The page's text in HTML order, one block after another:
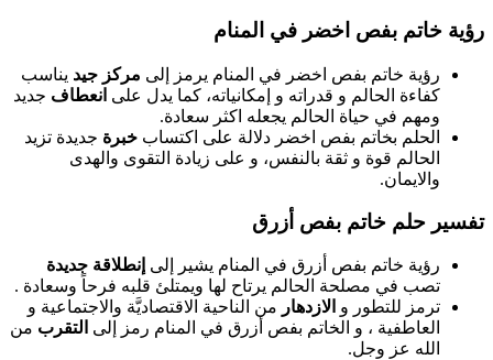
رؤية خاتم بفص اخضر في المنام
رؤية خاتم بفص اخضر في المنام يرمز إلى مركز جيد يناسب
كفاءة الحالم و قدراته و إمكانياته، كما يدل على انعطاف جديد
ومهم في حياة الحالم يجعله اكثر سعادة.
الحلم بخاتم بفص اخضر دلالة على اكتساب خبرة جديدة تزيد
الحالم قوة و ثقة بالنفس، و على زيادة التقوى والهدى
والايمان.
تفسير حلم خاتم بفص أزرق
رؤية خاتم بفص أزرق في المنام يشير إلى إنطلاقة جديدة
تصب في مصلحة الحالم يرتاح لها ويمتلئ قلبه فرحاً وسعادة .
ترمز للتطور و الازدهار من الناحية الاقتصاديَّة والاجتماعية و
العاطفية ، و الخاتم بفص أزرق في المنام رمز إلى التقرب من
الله عز وجل.